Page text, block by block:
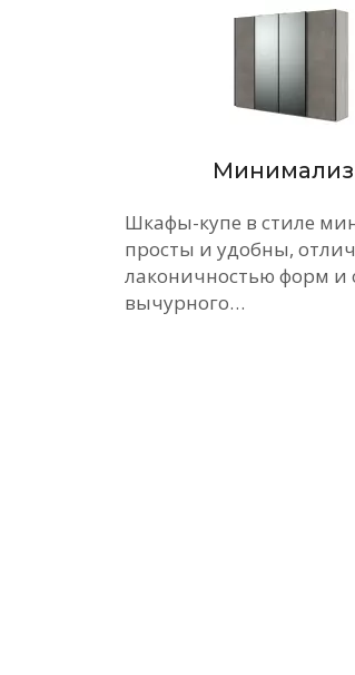
Шкафы-купе в стиле
просты и удобны,
лаконичностью форм и
вычурного…